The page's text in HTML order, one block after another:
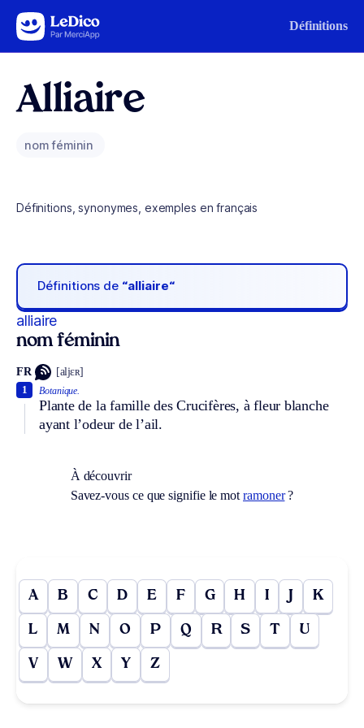
Aller au contenu Définitions
Alliaire
nom féminin
Définitions, synonymes, exemples en français
Définitions de “alliaire“
alliaire
nom féminin
FR [aljɛʀ]
Botanique.
Plante de la famille des Crucifères, à fleur blanche
ayant l’odeur de l’ail.
1
À découvrir
Savez-vous ce que signifie le mot ramoner?
A B C D E F G H I J K
L M N O P Q R S T U
V W X Y Z